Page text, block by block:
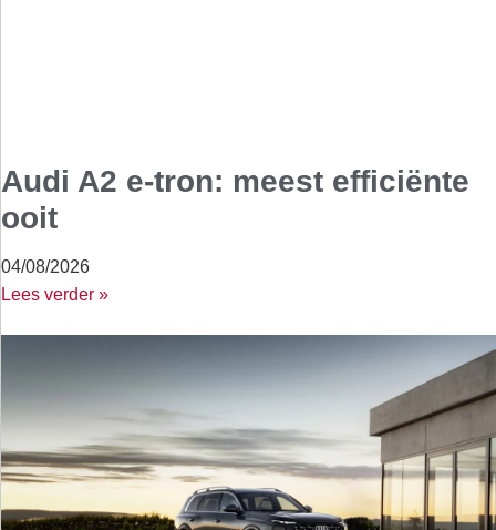
Audi A2 e-tron: meest efficiënte
ooit
04/08/2026
Lees verder »